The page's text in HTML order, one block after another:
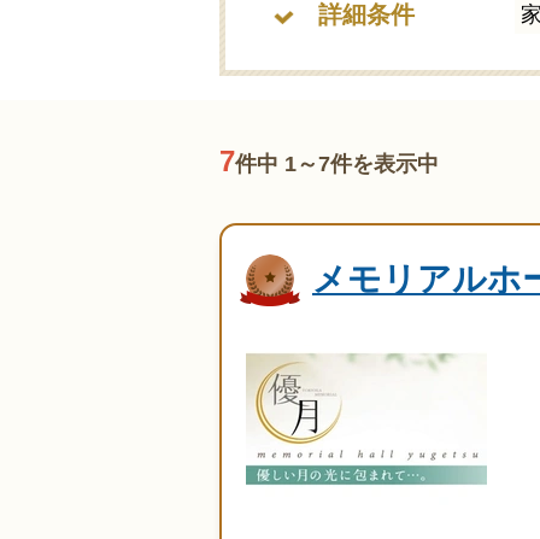
詳細条件
7件中 1～7件を表示中
メモリアルホ